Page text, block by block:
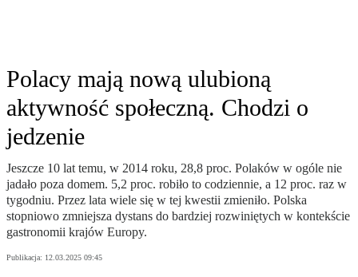
Polacy mają nową ulubioną
aktywność społeczną. Chodzi o
jedzenie
Jeszcze 10 lat temu, w 2014 roku, 28,8 proc. Polaków w ogóle nie
jadało poza domem. 5,2 proc. robiło to codziennie, a 12 proc. raz w
tygodniu. Przez lata wiele się w tej kwestii zmieniło. Polska
stopniowo zmniejsza dystans do bardziej rozwiniętych w kontekście
gastronomii krajów Europy.
Publikacja: 12.03.2025 09:45